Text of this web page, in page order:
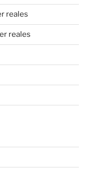
reales
reales